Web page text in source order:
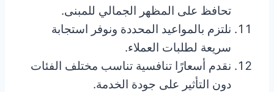
تحافظ على المظهر الجمالي للمبنى.
نلتزم بالمواعيد المحددة ونوفر استجابة
سريعة لطلبات العملاء.
نقدم أسعارًا تنافسية تناسب مختلف الفئات
دون التأثير على جودة الخدمة.